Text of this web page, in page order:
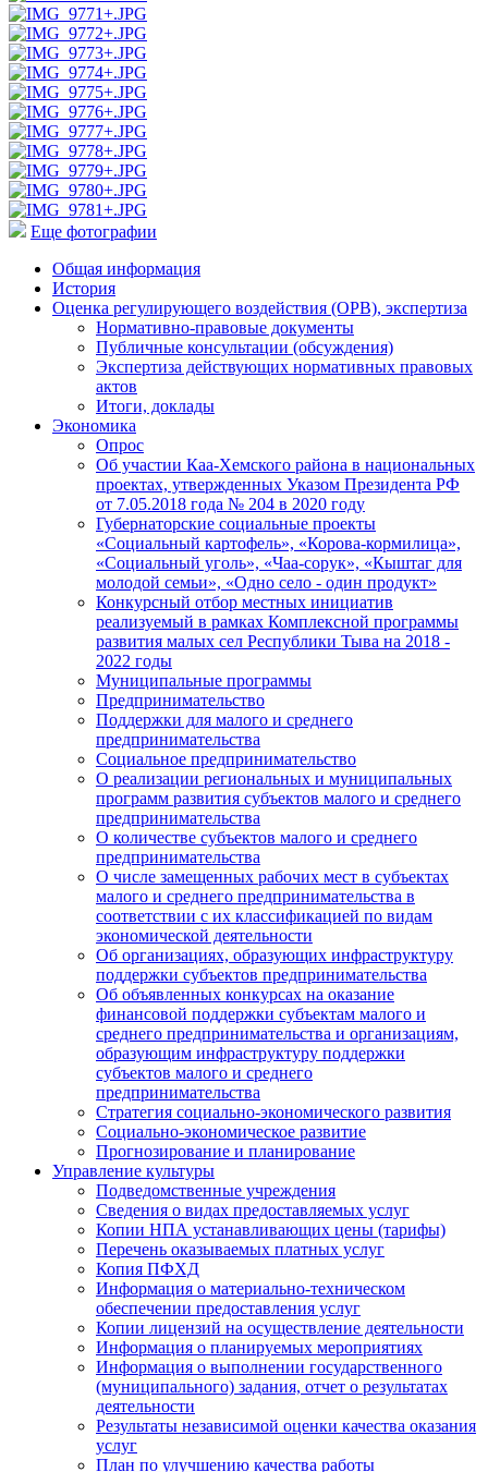
Еще фотографии
Общая информация
История
Оценка регулирующего воздействия (ОРВ), экспертиза
Нормативно-правовые документы
Публичные консультации (обсуждения)
Экспертиза действующих нормативных правовых
актов
Итоги, доклады
Экономика
Опрос
Об участии Каа-Хемского района в национальных
проектах, утвержденных Указом Президента РФ
от 7.05.2018 года № 204 в 2020 году
Губернаторские социальные проекты
«Социальный картофель», «Корова-кормилица»,
«Социальный уголь», «Чаа-сорук», «Кыштаг для
молодой семьи», «Одно село - один продукт»
Конкурсный отбор местных инициатив
реализуемый в рамках Комплексной программы
развития малых сел Республики Тыва на 2018 -
2022 годы
Муниципальные программы
Предпринимательство
Поддержки для малого и среднего
предпринимательства
Социальное предпринимательство
О реализации региональных и муниципальных
программ развития субъектов малого и среднего
предпринимательства
О количестве субъектов малого и среднего
предпринимательства
О числе замещенных рабочих мест в субъектах
малого и среднего предпринимательства в
соответствии с их классификацией по видам
экономической деятельности
Об организациях, образующих инфраструктуру
поддержки субъектов предпринимательства
Об объявленных конкурсах на оказание
финансовой поддержки субъектам малого и
среднего предпринимательства и организациям,
образующим инфраструктуру поддержки
субъектов малого и среднего
предпринимательства
Стратегия социально-экономического развития
Социально-экономическое развитие
Прогнозирование и планирование
Управление культуры
Подведомственные учреждения
Сведения о видах предоставляемых услуг
Копии НПА устанавливающих цены (тарифы)
Перечень оказываемых платных услуг
Копия ПФХД
Информация о материально-техническом
обеспечении предоставления услуг
Копии лицензий на осуществление деятельности
Информация о планируемых мероприятиях
Информация о выполнении государственного
(муниципального) задания, отчет о результатах
деятельности
Результаты независимой оценки качества оказания
услуг
План по улучшению качества работы